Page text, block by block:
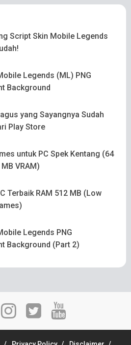
Script Skin Mobile Legends
Legends (ML) PNG
Background
yang Sayangnya Sudah
Play Store
untuk PC Spek Kentang (64
VRAM)
Terbaik RAM 512 MB (Low
Legends PNG
Background (Part 2)